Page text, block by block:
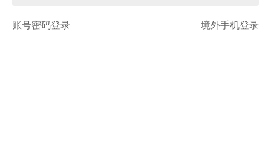
账号密码登录 境外手机登录